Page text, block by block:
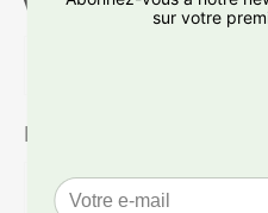
Votre mot *
De la part de *